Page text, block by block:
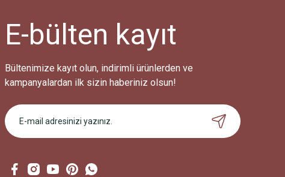
Bu ürüne benzer farklı alternatifler olmalı.
E-bülten kayıt
Bültenimize kayıt olun, indirimli ürünlerden ve
kampanyalardan ilk sizin haberiniz olsun!